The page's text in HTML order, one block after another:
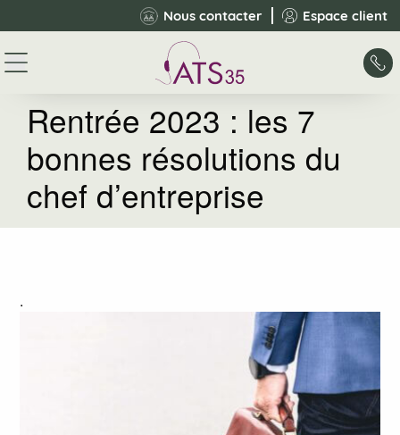
Nous contacter Espace client
Rentrée 2023 : les 7
bonnes résolutions du
chef d’entreprise
.
Panneau de gestion des cookies